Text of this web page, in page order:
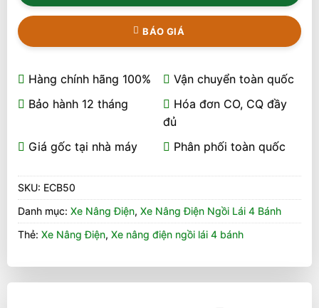
BÁO GIÁ
Hàng chính hãng 100%
Vận chuyển toàn quốc
Bảo hành 12 tháng
Hóa đơn CO, CQ đầy
đủ
Giá gốc tại nhà máy
Phân phối toàn quốc
SKU: ECB50
Danh mục: Xe Nâng Điện, Xe Nâng Điện Ngồi Lái 4 Bánh
Thẻ: Xe Nâng Điện, Xe nâng điện ngồi lái 4 bánh